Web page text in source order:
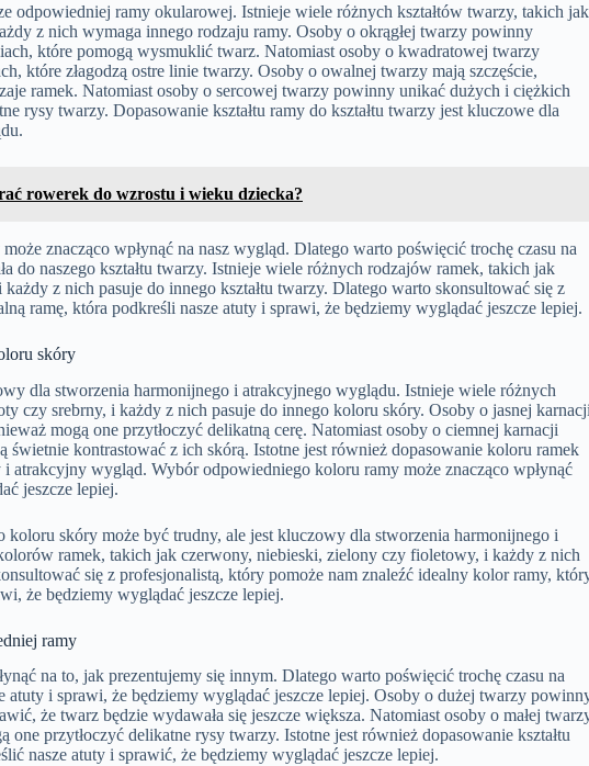
odpowiedniej ramy okularowej. Istnieje wiele różnych kształtów twarzy, takich jak
z nich wymaga innego rodzaju ramy. Osoby o okrągłej twarzy powinny
które pomogą wysmuklić twarz. Natomiast osoby o kwadratowej twarzy
które złagodzą ostre linie twarzy. Osoby o owalnej twarzy mają szczęście,
ramek. Natomiast osoby o sercowej twarzy powinny unikać dużych i ciężkich
rysy twarzy. Dopasowanie kształtu ramy do kształtu twarzy jest kluczowe dla
rowerek do wzrostu i wieku dziecka?
znacząco wpłynąć na nasz wygląd. Dlatego warto poświęcić trochę czasu na
do naszego kształtu twarzy. Istnieje wiele różnych rodzajów ramek, takich jak
z nich pasuje do innego kształtu twarzy. Dlatego warto skonsultować się z
ramę, która podkreśli nasze atuty i sprawi, że będziemy wyglądać jeszcze lepiej.
skóry
dla stworzenia harmonijnego i atrakcyjnego wyglądu. Istnieje wiele różnych
czy srebrny, i każdy z nich pasuje do innego koloru skóry. Osoby o jasnej karnacji
mogą one przytłoczyć delikatną cerę. Natomiast osoby o ciemnej karnacji
świetnie kontrastować z ich skórą. Istotne jest również dopasowanie koloru ramek
atrakcyjny wygląd. Wybór odpowiedniego koloru ramy może znacząco wpłynąć
jeszcze lepiej.
skóry może być trudny, ale jest kluczowy dla stworzenia harmonijnego i
ramek, takich jak czerwony, niebieski, zielony czy fioletowy, i każdy z nich
się z profesjonalistą, który pomoże nam znaleźć idealny kolor ramy,
że będziemy wyglądać jeszcze lepiej.
ramy
na to, jak prezentujemy się innym. Dlatego warto poświęcić trochę czasu na
atuty i sprawi, że będziemy wyglądać jeszcze lepiej. Osoby o dużej twarzy
że twarz będzie wydawała się jeszcze większa. Natomiast osoby o małej
przytłoczyć delikatne rysy twarzy. Istotne jest również dopasowanie kształtu
nasze atuty i sprawić, że będziemy wyglądać jeszcze lepiej.